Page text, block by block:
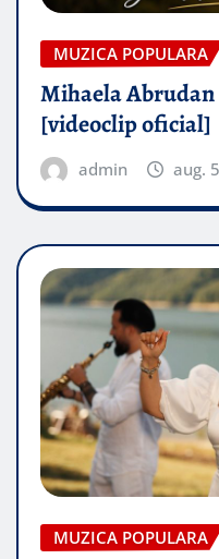
MUZICA POPULARA
Mihaela
[videoclip oficial]
admin aug.
MUZICA POPULARA